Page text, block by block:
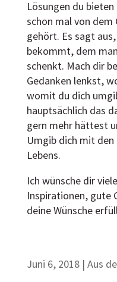
Lösungen du
schon mal von dem
gehört. Es sagt
bekommt, dem
schenkt. Mach dir
Gedanken lenkst,
womit du dich
hauptsächlich das
gern mehr hättest
Umgib dich mit den
Lebens.
Ich wünsche dir
Inspirationen, gute
deine Wünsche
Juni 6, 2018| Aus